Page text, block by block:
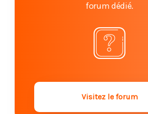
Assurance-vie et insanité d'esprit
Assurance vie : comment anticiper
patrimoine
forum dédié.
Visitez le forum